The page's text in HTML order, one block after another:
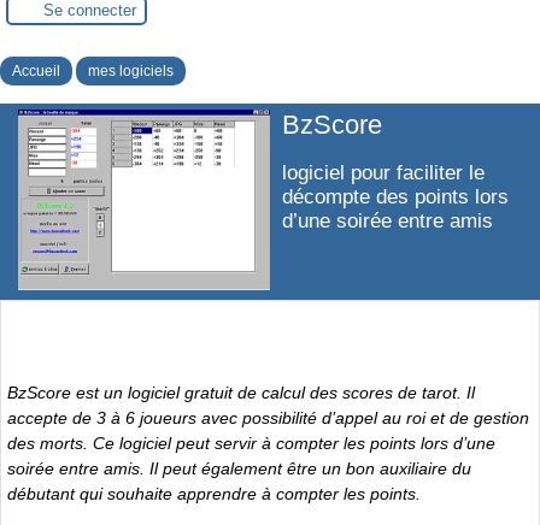
Se connecter
Accueil mes logiciels
BzScore
logiciel pour faciliter le
décompte des points lors
d’une soirée entre amis
BzScore est un logiciel gratuit de calcul des scores de tarot. Il
accepte de 3 à 6 joueurs avec possibilité d’appel au roi et de gestion
des morts. Ce logiciel peut servir à compter les points lors d’une
soirée entre amis. Il peut également être un bon auxiliaire du
débutant qui souhaite apprendre à compter les points.